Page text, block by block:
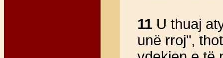
11U thuaj
unë rroj",